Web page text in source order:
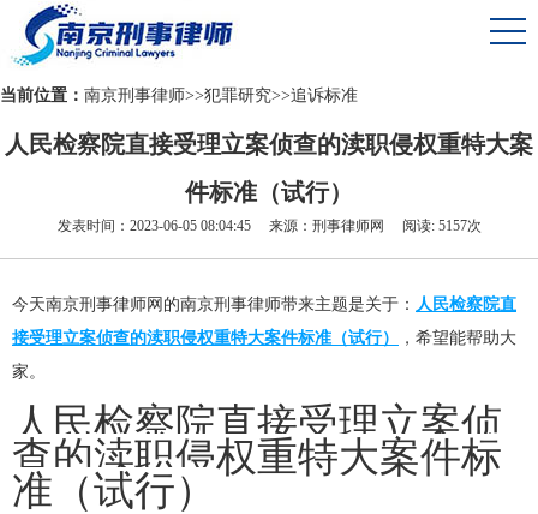
当前位置： 南京刑事律师>>犯罪研究>>追诉标准
人民检察院直接受理立案侦查的渎职侵权重特大案
件标准（试行）
发表时间：2023-06-05 08:04:45 来源：刑事律师网 阅读: 5157次
今天南京刑事律师网的南京刑事律师带来主题是关于： 人民检察院直
接受理立案侦查的渎职侵权重特大案件标准（试行）
，希望能帮助大
家。
人民检察院直接受理立案侦
查的渎职侵权重特大案件标
准（试行）